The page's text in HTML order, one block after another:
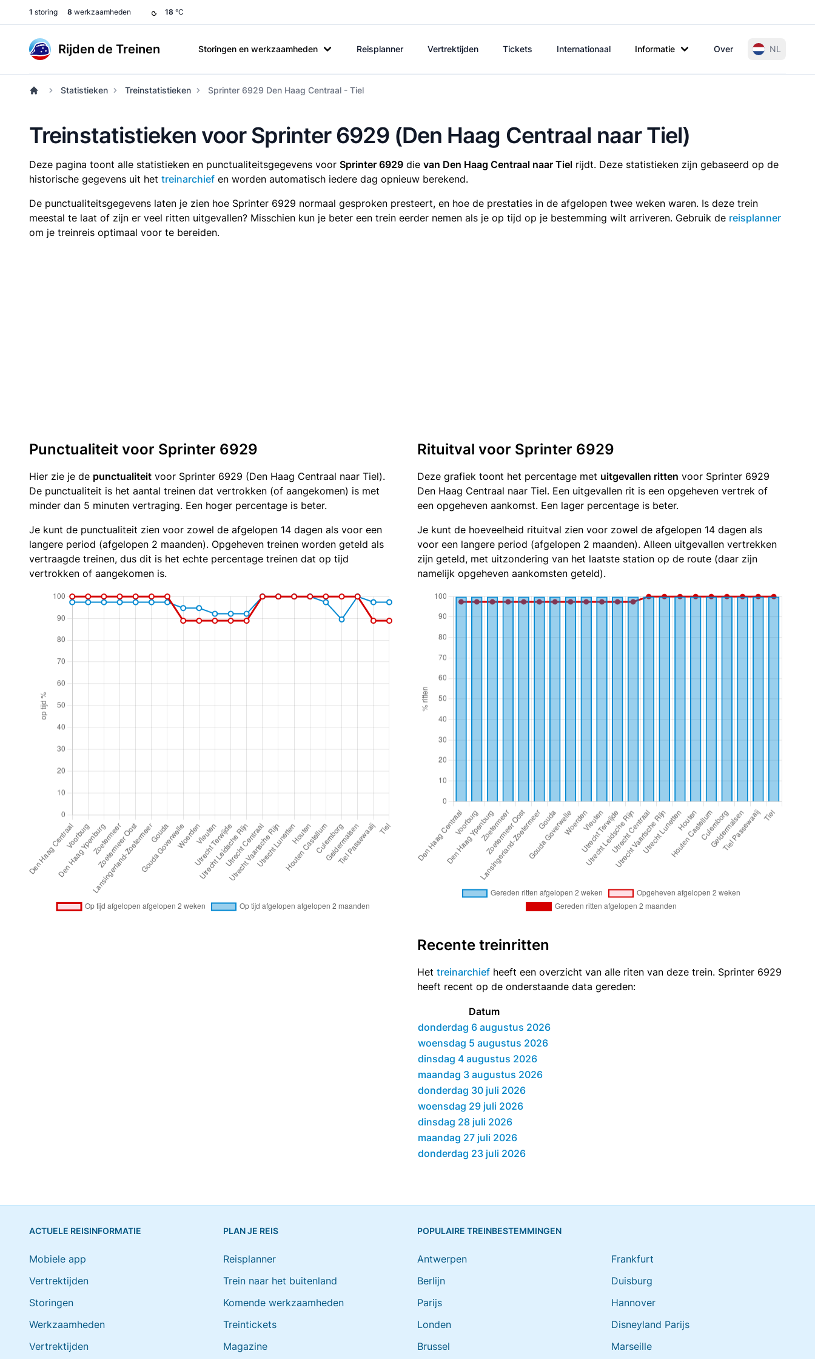
1 storing 8 werkzaamheden 18 °C
Rijden de Treinen Storingen en werkzaamheden Reisplanner Vertrektijden Tickets Internationaal Informatie Over NL
Statistieken Treinstatistieken Sprinter 6929 Den Haag Centraal - Tiel
Treinstatistieken voor Sprinter 6929 (Den Haag Centraal naar Tiel)
Deze pagina toont alle statistieken en punctualiteitsgegevens voor Sprinter 6929 die van Den Haag Centraal naar Tiel rijdt. Deze statistieken zijn gebaseerd op de
historische gegevens uit het treinarchief en worden automatisch iedere dag opnieuw berekend.
De punctualiteitsgegevens laten je zien hoe Sprinter 6929 normaal gesproken presteert, en hoe de prestaties in de afgelopen twee weken waren. Is deze trein
meestal te laat of zijn er veel ritten uitgevallen? Misschien kun je beter een trein eerder nemen als je op tijd op je bestemming wilt arriveren. Gebruik de reisplanner
om je treinreis optimaal voor te bereiden.
Punctualiteit voor Sprinter 6929
Hier zie je de punctualiteit voor Sprinter 6929 (Den Haag Centraal naar Tiel).
De punctualiteit is het aantal treinen dat vertrokken (of aangekomen) is met
minder dan 5 minuten vertraging. Een hoger percentage is beter.
Je kunt de punctualiteit zien voor zowel de afgelopen 14 dagen als voor een
langere period (afgelopen 2 maanden). Opgeheven treinen worden geteld als
vertraagde treinen, dus dit is het echte percentage treinen dat op tijd
vertrokken of aangekomen is.
Rituitval voor Sprinter 6929
Deze grafiek toont het percentage met uitgevallen ritten voor Sprinter 6929
Den Haag Centraal naar Tiel. Een uitgevallen rit is een opgeheven vertrek of
een opgeheven aankomst. Een lager percentage is beter.
Je kunt de hoeveelheid rituitval zien voor zowel de afgelopen 14 dagen als
voor een langere period (afgelopen 2 maanden). Alleen uitgevallen vertrekken
zijn geteld, met uitzondering van het laatste station op de route (daar zijn
namelijk opgeheven aankomsten geteld).
Recente treinritten
Het treinarchief heeft een overzicht van alle riten van deze trein. Sprinter 6929
heeft recent op de onderstaande data gereden:
Datum
donderdag 6 augustus 2026
woensdag 5 augustus 2026
dinsdag 4 augustus 2026
maandag 3 augustus 2026
donderdag 30 juli 2026
woensdag 29 juli 2026
dinsdag 28 juli 2026
maandag 27 juli 2026
donderdag 23 juli 2026
ACTUELE REISINFORMATIE
Mobiele app
Vertrektijden
Storingen
Werkzaamheden
Vertrektijden
PLAN JE REIS
Reisplanner
Trein naar het buitenland
Komende werkzaamheden
Treintickets
Magazine
POPULAIRE TREINBESTEMMINGEN
Antwerpen
Berlijn
Parijs
Londen
Brussel
Frankfurt
Duisburg
Hannover
Disneyland Parijs
Marseille